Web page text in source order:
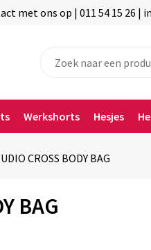
met ons op | 011 54 15 26 |
Werkshorts Hesjes
CROSS BODY BAG
BAG